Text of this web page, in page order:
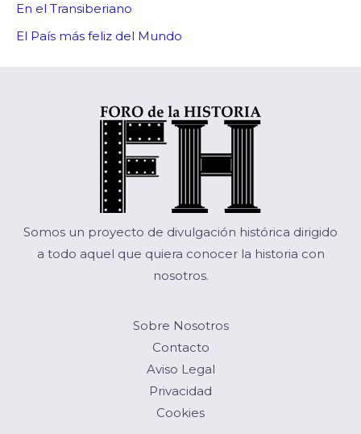
En el Transiberiano
El País más feliz del Mundo
Somos un proyecto de divulgación histórica dirigido
a todo aquel que quiera conocer la historia con
nosotros.
Sobre Nosotros
Contacto
Aviso Legal
Privacidad
Cookies